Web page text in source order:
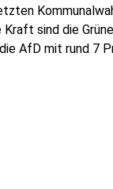
sind die
AfD mit rund 7